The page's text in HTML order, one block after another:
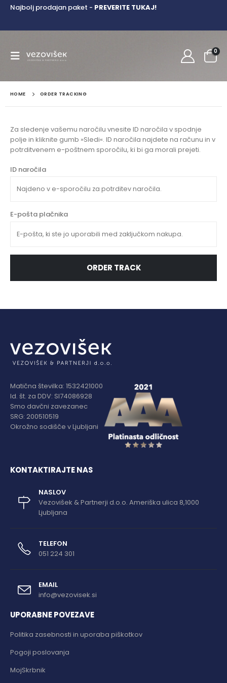
Najbolj prodajan paket - PREVERITE TUKAJ!
0
HOME ORDER TRACKING
Za sledenje vašemu naročilu vnesite ID naročila v spodnje
polje in kliknite gumb »Sledi«. ID naročila najdete na računu in v
potrditvenem e-poštnem sporočilu, ki bi ga morali prejeti.
ID naročila
E-pošta plačnika
ORDER TRACK
Matična številka: 1532421000
Id. št. za DDV: SI74086928
Smo davčni zavezanec
SRG: 200510519
Okrožno sodišče v Ljubljani
KONTAKTIRAJTE NAS
NASLOV
Vezovišek & Partnerji d.o.o. Ameriška ulica 8,1000
Ljubljana
TELEFON
051 224 301
EMAIL
info@vezovisek.si
UPORABNE POVEZAVE
Politika zasebnosti in uporaba piškotkov
Pogoji poslovanja
MojSkrbnik